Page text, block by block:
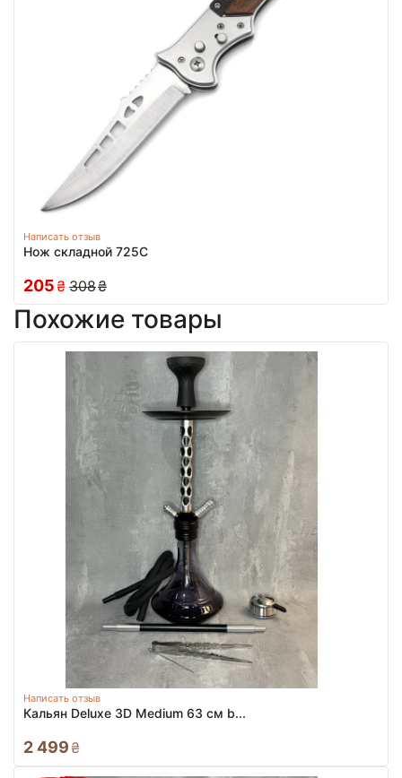
Написать отзыв
Нож складной 725C
205₴ 308₴
Похожие товары
Написать отзыв
Кальян Deluxe 3D Medium 63 см b...
2 499 ₴